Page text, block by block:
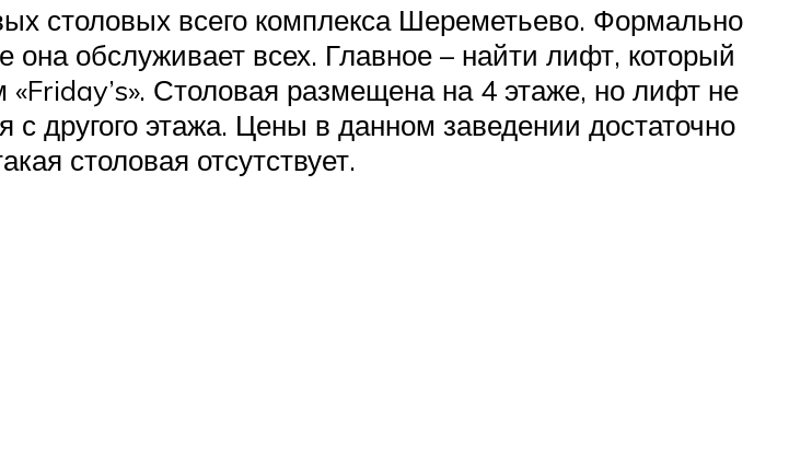
столовых всего комплекса Шереметьево. Формально
она обслуживает всех. Главное – найти лифт, который
Столовая размещена на 4 этаже, но лифт не
с другого этажа. Цены в данном заведении достаточно
столовая отсутствует.